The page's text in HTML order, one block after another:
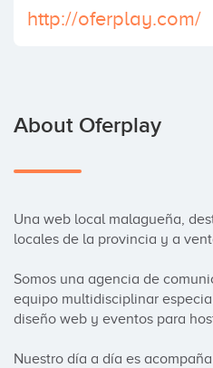
http://oferplay.com/
About Oferplay
Una web local malagueña,
locales de la provincia y a
Somos una agencia de
equipo multidisciplinar
diseño web y eventos para
Nuestro día a día es